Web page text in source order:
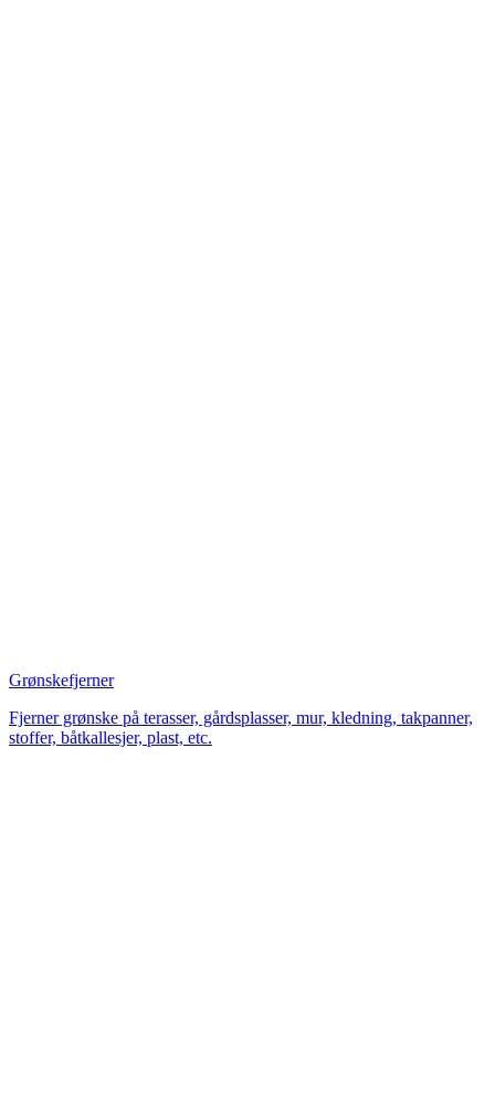
Grønskefjerner
Fjerner grønske på terasser, gårdsplasser, mur, kledning, takpanner,
stoffer, båtkallesjer, plast, etc.